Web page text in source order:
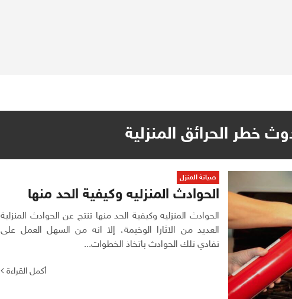
خطر الحرائق المنزلية
صيانة المنزل
الحوادث المنزليه وكيفية الحد منها
الحوادث المنزليه وكيفية الحد منها تنتج عن الحوادث المنزلية
العديد من الاثارا الوخيمة، إلا انه من السهل العمل على
تفادي تلك الحوادث باتخاذ الخطوات...
أكمل القراءة